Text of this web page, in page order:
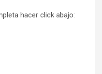
hacer click abajo: